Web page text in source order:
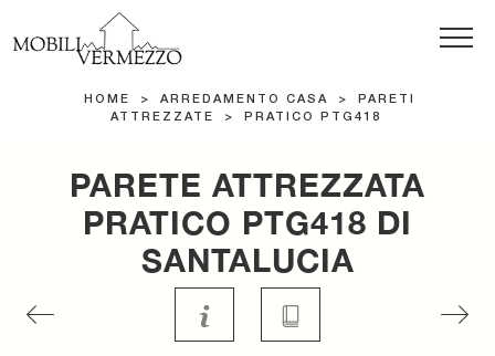
HOME > ARREDAMENTO CASA >
PARETI
ATTREZZATE
> PRATICO PTG418
PARETE ATTREZZATA
PRATICO PTG418 DI
SANTALUCIA